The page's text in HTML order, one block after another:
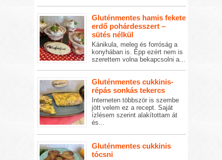
Gluténmentes hamis fekete
erdő pohárdesszert –
sütés nélkül
Kánikula, meleg és forróság a
konyhában is. Épp ezért nem is
szerettem volna bekapcsolni a...
Gluténmentes cukkinis-
répás sonkás tekercs
Interneten többször is szembe
jött velem ez a recept. Saját
ízlésem szerint alakítottam át
és...
Gluténmentes cukkinis
tócsni